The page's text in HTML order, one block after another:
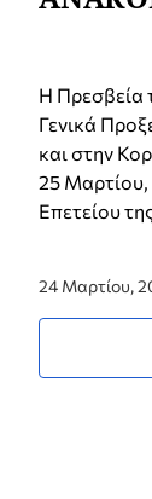
Η Πρεσβεία
Γενικά
και στην
25 Μαρτίου,
Επετείου
24 Μαρτίου,